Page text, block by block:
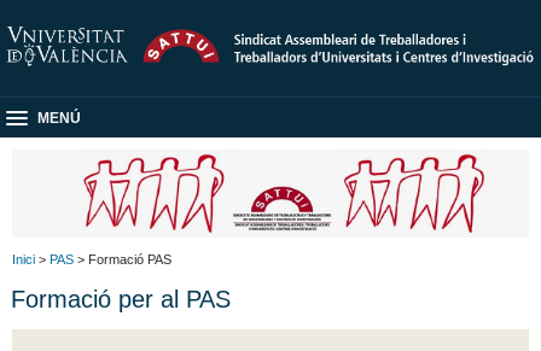
MENÚ
Inici > PAS > Formació PAS
Formació per al PAS